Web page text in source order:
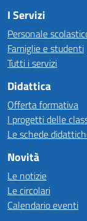
I Servizi
Personale
Famiglie e studenti
Tutti i servizi
Didattica
Offerta formativa
I progetti delle
Le schede
Novità
Le notizie
Le circolari
Calendario eventi